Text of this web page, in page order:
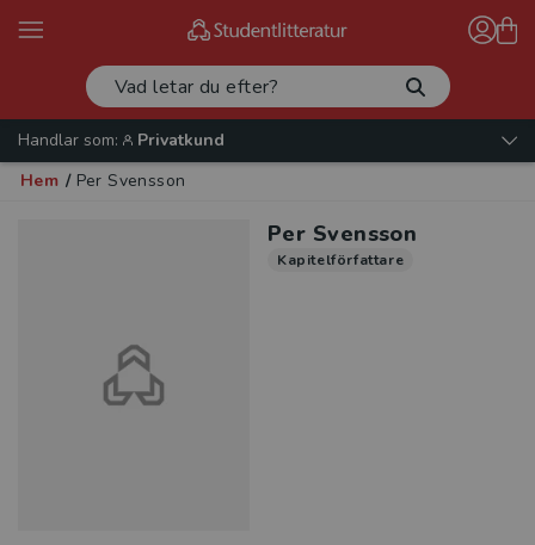
Handlar som:
Privatkund
Hem / Per Svensson
Per Svensson
Kapitelförfattare